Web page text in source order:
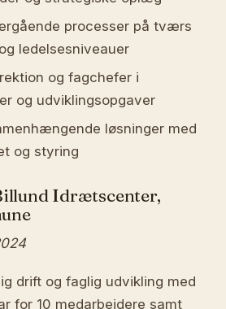
processer på tværs
ledelsesniveauer
og fagchefer i
og udviklingsopgaver
løsninger med
og styring
Idrætscenter,
drift og faglig udvikling med
for 10 medarbejdere samt